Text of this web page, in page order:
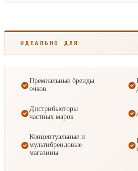
ИДЕАЛЬНО ДЛЯ
Премиальные бренды
очков
Дистрибьюторы
частных марок
Концептуальные и
мультибрендовые
магазины